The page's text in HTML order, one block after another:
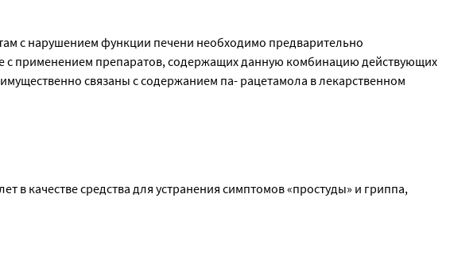
с нарушением функции печени необходимо предварительно
с применением препаратов, содержащих данную комбинацию действующих
связаны с содержанием па- рацетамола в лекарственном
в качестве средства для устранения симптомов «простуды» и гриппа,